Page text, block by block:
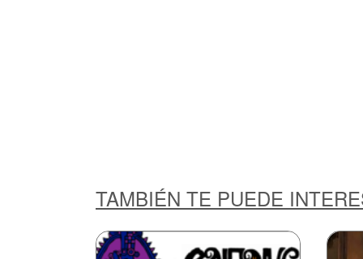
TAMBIÉN TE PUEDE